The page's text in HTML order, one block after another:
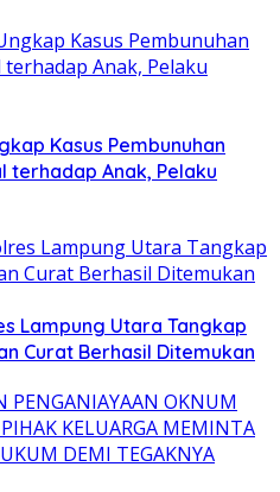
Kasus Pembunuhan
terhadap Anak, Pelaku
Lampung Utara Tangkap
Curat Berhasil Ditemukan